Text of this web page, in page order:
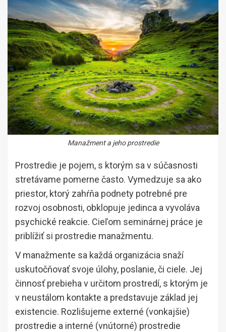
Manažment a jeho prostredie
Prostredie je pojem, s ktorým sa v súčasnosti
stretávame pomerne často. Vymedzuje sa ako
priestor, ktorý zahŕňa podnety potrebné pre
rozvoj osobnosti, obklopuje jedinca a vyvoláva
psychické reakcie. Cieľom seminárnej práce je
priblížiť si prostredie manažmentu.
V manažmente sa každá organizácia snaží
uskutočňovať svoje úlohy, poslanie, či ciele. Jej
činnosť prebieha v určitom prostredí, s ktorým je
v neustálom kontakte a predstavuje základ jej
existencie. Rozlišujeme externé (vonkajšie)
prostredie a interné (vnútorné) prostredie